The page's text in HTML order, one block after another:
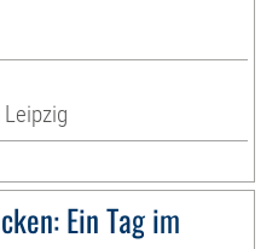
Ein Tag im